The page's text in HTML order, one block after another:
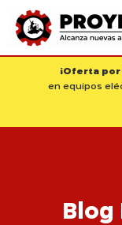
¡Oferta
en equipos